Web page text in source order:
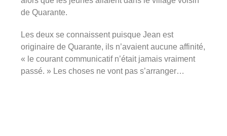
de Quarante.
Les deux se connaissent puisque Jean est
originaire de Quarante, ils n’avaient aucune affinité,
« le courant communicatif n’était jamais vraiment
passé. » Les choses ne vont pas s’arranger…